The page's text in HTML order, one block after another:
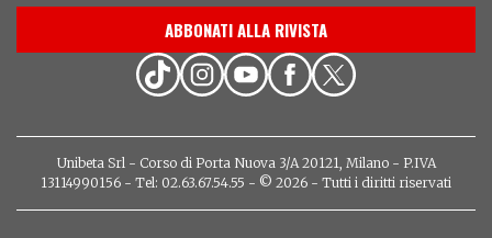
ABBONATI ALLA RIVISTA
Unibeta Srl - Corso di Porta Nuova 3/A 20121, Milano - P.IVA
13114990156 - Tel: 02.63.67.54.55 - © 2026 - Tutti i diritti riservati